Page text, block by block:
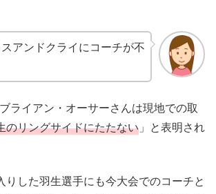
アンドクライにコーチが不
ライアン・オーサーさんは現地での取
のリングサイドにたたない 」と表明され
りした羽生選手にも今大会でのコーチと